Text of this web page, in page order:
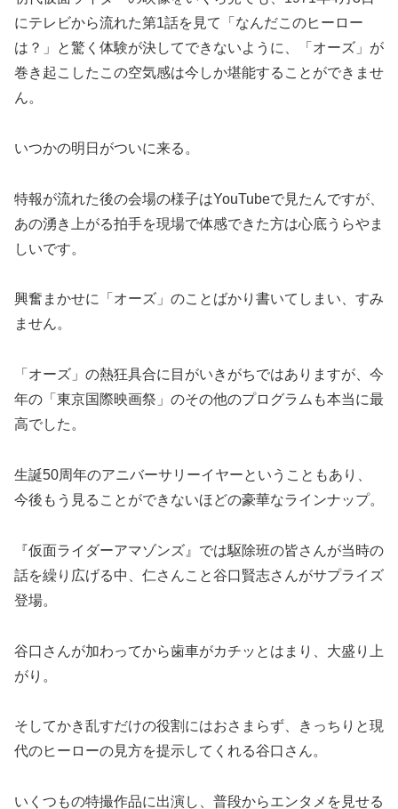
にテレビから流れた第1話を見て「なんだこのヒーロー
は？」と驚く体験が決してできないように、「オーズ」が
巻き起こしたこの空気感は今しか堪能することができませ
ん。
いつかの明日がついに来る。
特報が流れた後の会場の様子はYouTubeで見たんですが、
あの湧き上がる拍手を現場で体感できた方は心底うらやま
しいです。
興奮まかせに「オーズ」のことばかり書いてしまい、すみ
ません。
「オーズ」の熱狂具合に目がいきがちではありますが、今
年の「東京国際映画祭」のその他のプログラムも本当に最
高でした。
生誕50周年のアニバーサリーイヤーということもあり、
今後もう見ることができないほどの豪華なラインナップ。
『仮面ライダーアマゾンズ』では駆除班の皆さんが当時の
話を繰り広げる中、仁さんこと谷口賢志さんがサプライズ
登場。
谷口さんが加わってから歯車がカチッとはまり、大盛り上
がり。
そしてかき乱すだけの役割にはおさまらず、きっちりと現
代のヒーローの見方を提示してくれる谷口さん。
いくつもの特撮作品に出演し、普段からエンタメを見せる